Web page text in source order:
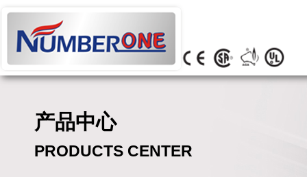
产品中心
PRODUCTS CENTER